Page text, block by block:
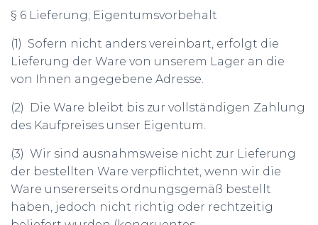
§ 6 Lieferung; Eigentumsvorbehalt
(1) Sofern nicht anders vereinbart, erfolgt die
Lieferung der Ware von unserem Lager an die
von Ihnen angegebene Adresse.
(2) Die Ware bleibt bis zur vollständigen Zahlung
des Kaufpreises unser Eigentum.
(3) Wir sind ausnahmsweise nicht zur Lieferung
der bestellten Ware verpflichtet, wenn wir die
Ware unsererseits ordnungsgemäß bestellt
haben, jedoch nicht richtig oder rechtzeitig